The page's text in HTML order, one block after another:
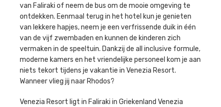
van Faliraki of neem de bus om de mooie omgeving te
ontdekken. Eenmaal terug in het hotel kun je genieten
van lekkere hapjes, neem je een verfrissende duik in één
van de vijf zwembaden en kunnen de kinderen zich
vermaken in de speeltuin. Dankzij de all inclusive formule,
moderne kamers en het vriendelijke personeel kom je aan
niets tekort tijdens je vakantie in Venezia Resort.
Wanneer vlieg jij naar Rhodos?
Venezia Resort ligt in Faliraki in Griekenland Venezia